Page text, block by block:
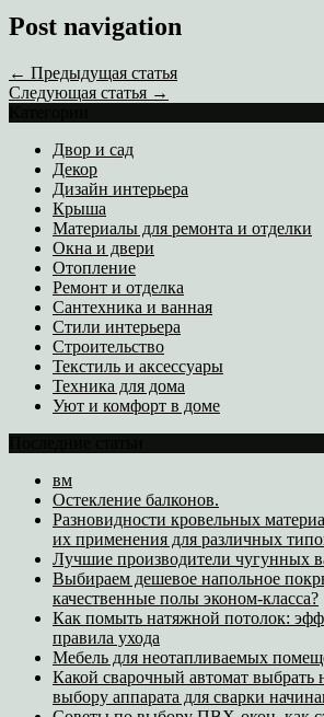
Post navigation
← Предыдущая статья
Следующая статья →
Двор и сад
Декор
Дизайн интерьера
Крыша
Материалы для ремонта и отделки
Окна и двери
Отопление
Ремонт и отделка
Сантехника и ванная
Стили интерьера
Строительство
Текстиль и аксессуары
Техника для дома
Уют и комфорт в доме
вм
Остекление балконов.
Разновидности кровельных
их применения для различных
Лучшие производители чугунных
Выбираем дешевое напольное
качественные полы эконом-класса?
Как помыть натяжной потолок:
правила ухода
Мебель для неотапливаемых
Какой сварочный автомат выбрать
выбору аппарата для сварки